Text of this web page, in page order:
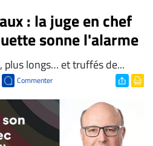
: la juge en chef
sonne l'alarme
plus longs… et truffés de...
Commenter